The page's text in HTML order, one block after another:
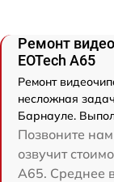
Ремонт
EOTech A65
Ремонт
несложная
Барнауле.
Позвоните
озвучит
A65. Среднее